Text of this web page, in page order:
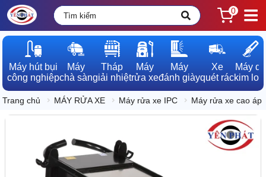
0
Máy hút bụi
công nghiệp
Máy
chà sàn
Tháp
giải nhiệt
Máy
rửa xe
Máy
đánh giày
Xe
quét rác
Máy dò
kim loại
Trang chủ MÁY RỬA XE Máy rửa xe IPC Máy rửa xe cao áp